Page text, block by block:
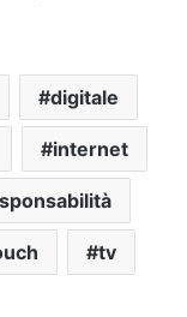
digitale
internet
tv